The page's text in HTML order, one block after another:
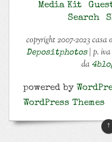
Media Kit
Search
copyright 2007-2023
Depositphotos| p. iva
da
powered by
WordPress Themes
↑